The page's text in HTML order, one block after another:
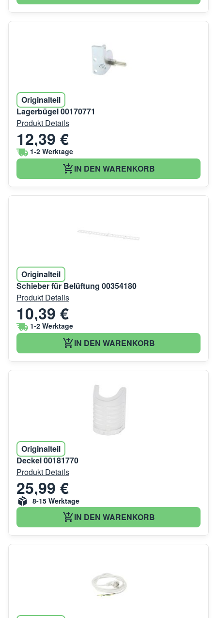
Originalteil
Lagerbügel 00170771
Produkt Details
12,39 €
1-2 Werktage
IN DEN WARENKORB
Originalteil
Schieber für Belüftung 00354180
Produkt Details
10,39 €
1-2 Werktage
IN DEN WARENKORB
Originalteil
Deckel 00181770
Produkt Details
25,99 €
8-15 Werktage
IN DEN WARENKORB